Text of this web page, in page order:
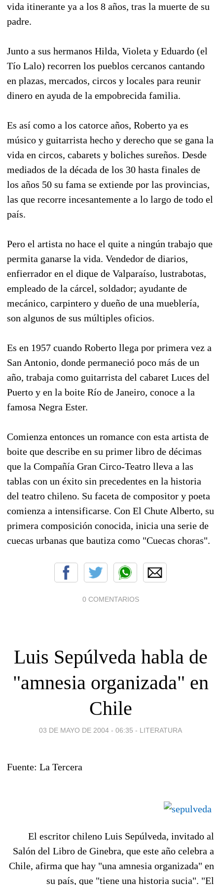
vida itinerante ya a los 8 años, tras la muerte de su
padre.
Junto a sus hermanos Hilda, Violeta y Eduardo (el
Tío Lalo) recorren los pueblos cercanos cantando
en plazas, mercados, circos y locales para reunir
dinero en ayuda de la empobrecida familia.
Es así como a los catorce años, Roberto ya es
músico y guitarrista hecho y derecho que se gana la
vida en circos, cabarets y boliches sureños. Desde
mediados de la década de los 30 hasta finales de
los años 50 su fama se extiende por las provincias,
las que recorre incesantemente a lo largo de todo el
país.
Pero el artista no hace el quite a ningún trabajo que
permita ganarse la vida. Vendedor de diarios,
enfierrador en el dique de Valparaíso, lustrabotas,
empleado de la cárcel, soldador; ayudante de
mecánico, carpintero y dueño de una mueblería,
son algunos de sus múltiples oficios.
Es en 1957 cuando Roberto llega por primera vez a
San Antonio, donde permaneció poco más de un
año, trabaja como guitarrista del cabaret Luces del
Puerto y en la boite Río de Janeiro, conoce a la
famosa Negra Ester.
Comienza entonces un romance con esta artista de
boite que describe en su primer libro de décimas
que la Compañía Gran Circo-Teatro lleva a las
tablas con un éxito sin precedentes en la historia
del teatro chileno. Su faceta de compositor y poeta
comienza a intensificarse. Con El Chute Alberto, su
primera composición conocida, inicia una serie de
cuecas urbanas que bautiza como "Cuecas choras".
0 COMENTARIOS
Luis Sepúlveda habla de
"amnesia organizada" en
Chile
03 DE MAYO DE 2004 - 06:35 - LITERATURA
Fuente: La Tercera
El escritor chileno Luis Sepúlveda, invitado al
Salón del Libro de Ginebra, que este año celebra a
Chile, afirma que hay "una amnesia organizada" en
su país, que "tiene una historia sucia". "El